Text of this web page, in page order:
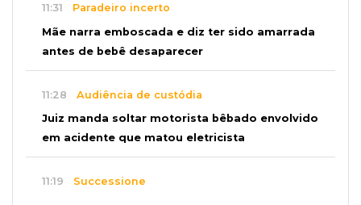
11:31 Paradeiro incerto
Mãe narra emboscada e diz ter sido amarrada
antes de bebê desaparecer
11:28 Audiência de custódia
Juiz manda soltar motorista bêbado envolvido
em acidente que matou eletricista
11:19 Successione